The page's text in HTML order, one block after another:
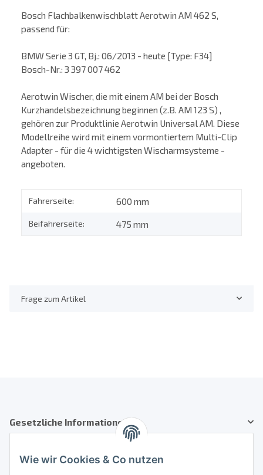
Bosch Flachbalkenwischblatt Aerotwin AM 462 S,
passend für:
BMW Serie 3 GT, Bj.: 06/2013 - heute [Type: F34]
Bosch-Nr.: 3 397 007 462
Aerotwin Wischer, die mit einem AM bei der Bosch
Kurzhandelsbezeichnung beginnen (z.B. AM 123 S) ,
gehören zur Produktlinie Aerotwin Universal AM. Diese
Modellreihe wird mit einem vormontiertem Multi-Clip
Adapter - für die 4 wichtigsten Wischarmsysteme -
angeboten.
Fahrerseite: 600 mm
Beifahrerseite: 475 mm
Frage zum Artikel
Gesetzliche Informationen
Wie wir Cookies & Co nutzen